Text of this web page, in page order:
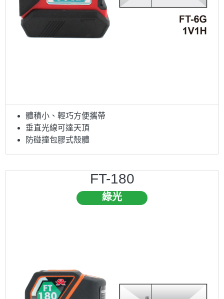
體積小、輕巧方便攜帶
垂直光線可達天頂
防碰撞包膠式殼體
FT-180
綠光